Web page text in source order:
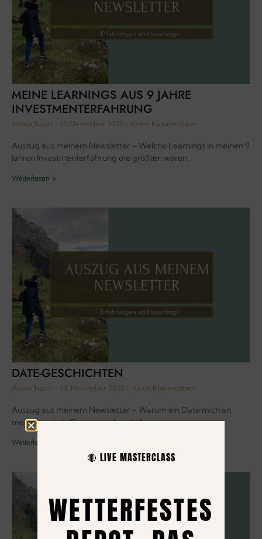
MEINE LEARNINGS AUS 9 JAHRE
INVESTMENTERFAHRUNG
Alexia Tsouri 11. Dezember 2025 Keine Kommentare
Auszug aus meinem Newsletter – Welche Learnings in meinen 9
Jahren Investmenterfahrung die größten waren.
Weiterlesen »
DATE-GESCHICHTEN
Alexia Tsouri 14. November 2025 Keine Kommentare
Auszug aus meinem Newsletter – Warum ein Date mich an
meine mentale Grenzen gebracht hat
Weiterlesen »
🔴 LIVE MASTERCLASS
WETTERFESTES